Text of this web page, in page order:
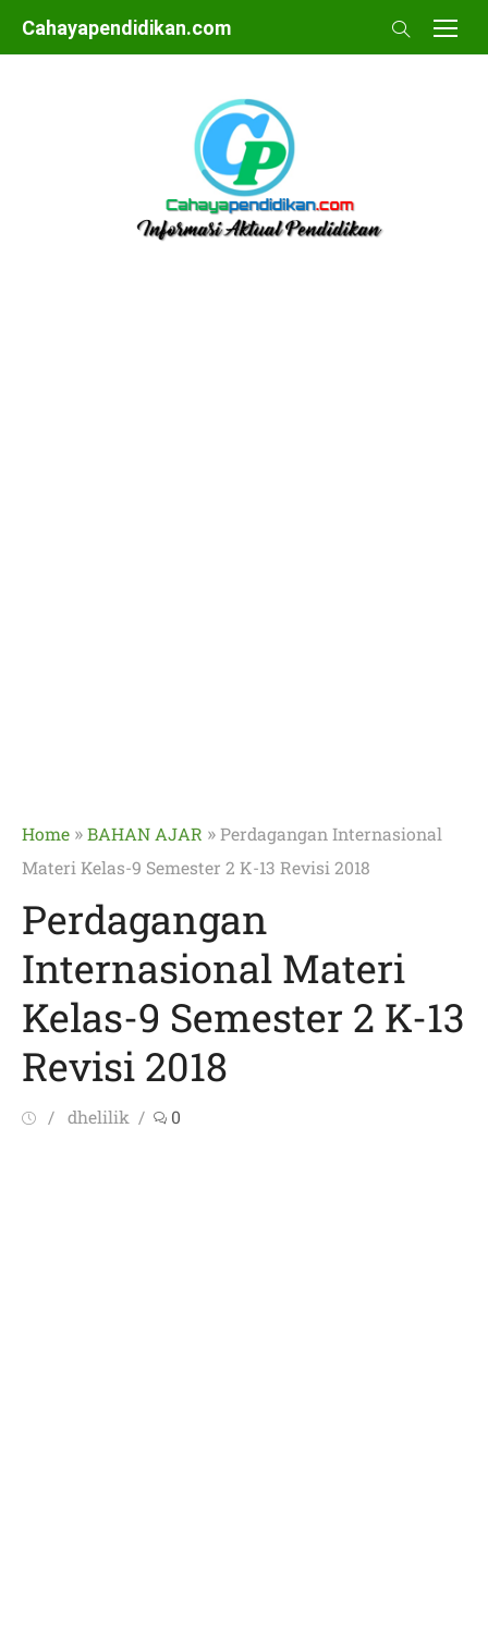
Skip
to
Cahayapendidikan.com
Home »BAHAN AJAR »Perdagangan Internasional
Materi Kelas-9 Semester 2 K-13 Revisi 2018
Perdagangan
Internasional Materi
Kelas-9 Semester 2 K-13
Revisi 2018
PostedAuthor
dhelilik 0